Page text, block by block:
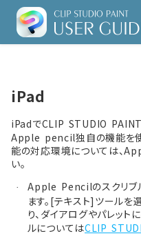
iPad
iPadでCLIP STUDIO PAINT
Apple pencil独自の機能を使
能の対応環境については、
い。
·
Apple Pencilのスクリブ
ます。[テキスト]ツールを
り、ダイアログやパレット
ルについてはCLIP